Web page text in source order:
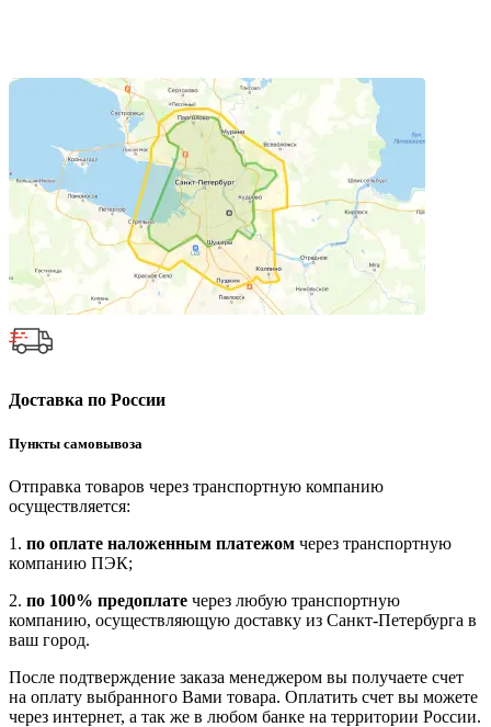
Доставка по России
Пункты самовывоза
Отправка товаров через транспортную компанию
осуществляется:
1. по оплате наложенным платежом через транспортную
компанию ПЭК;
2. по 100% предоплате через любую транспортную
компанию, осуществляющую доставку из Санкт-Петербурга в
ваш город.
После подтверждение заказа менеджером вы получаете счет
на оплату выбранного Вами товара. Оплатить счет вы можете
через интернет, а так же в любом банке на территории России.